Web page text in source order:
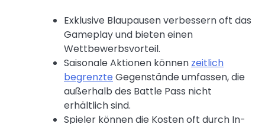
Exklusive Blaupausen verbessern oft das
Gameplay und bieten einen
Wettbewerbsvorteil.
Saisonale Aktionen können zeitlich
begrenzte Gegenstände umfassen, die
außerhalb des Battle Pass nicht
erhältlich sind.
Spieler können die Kosten oft durch In-